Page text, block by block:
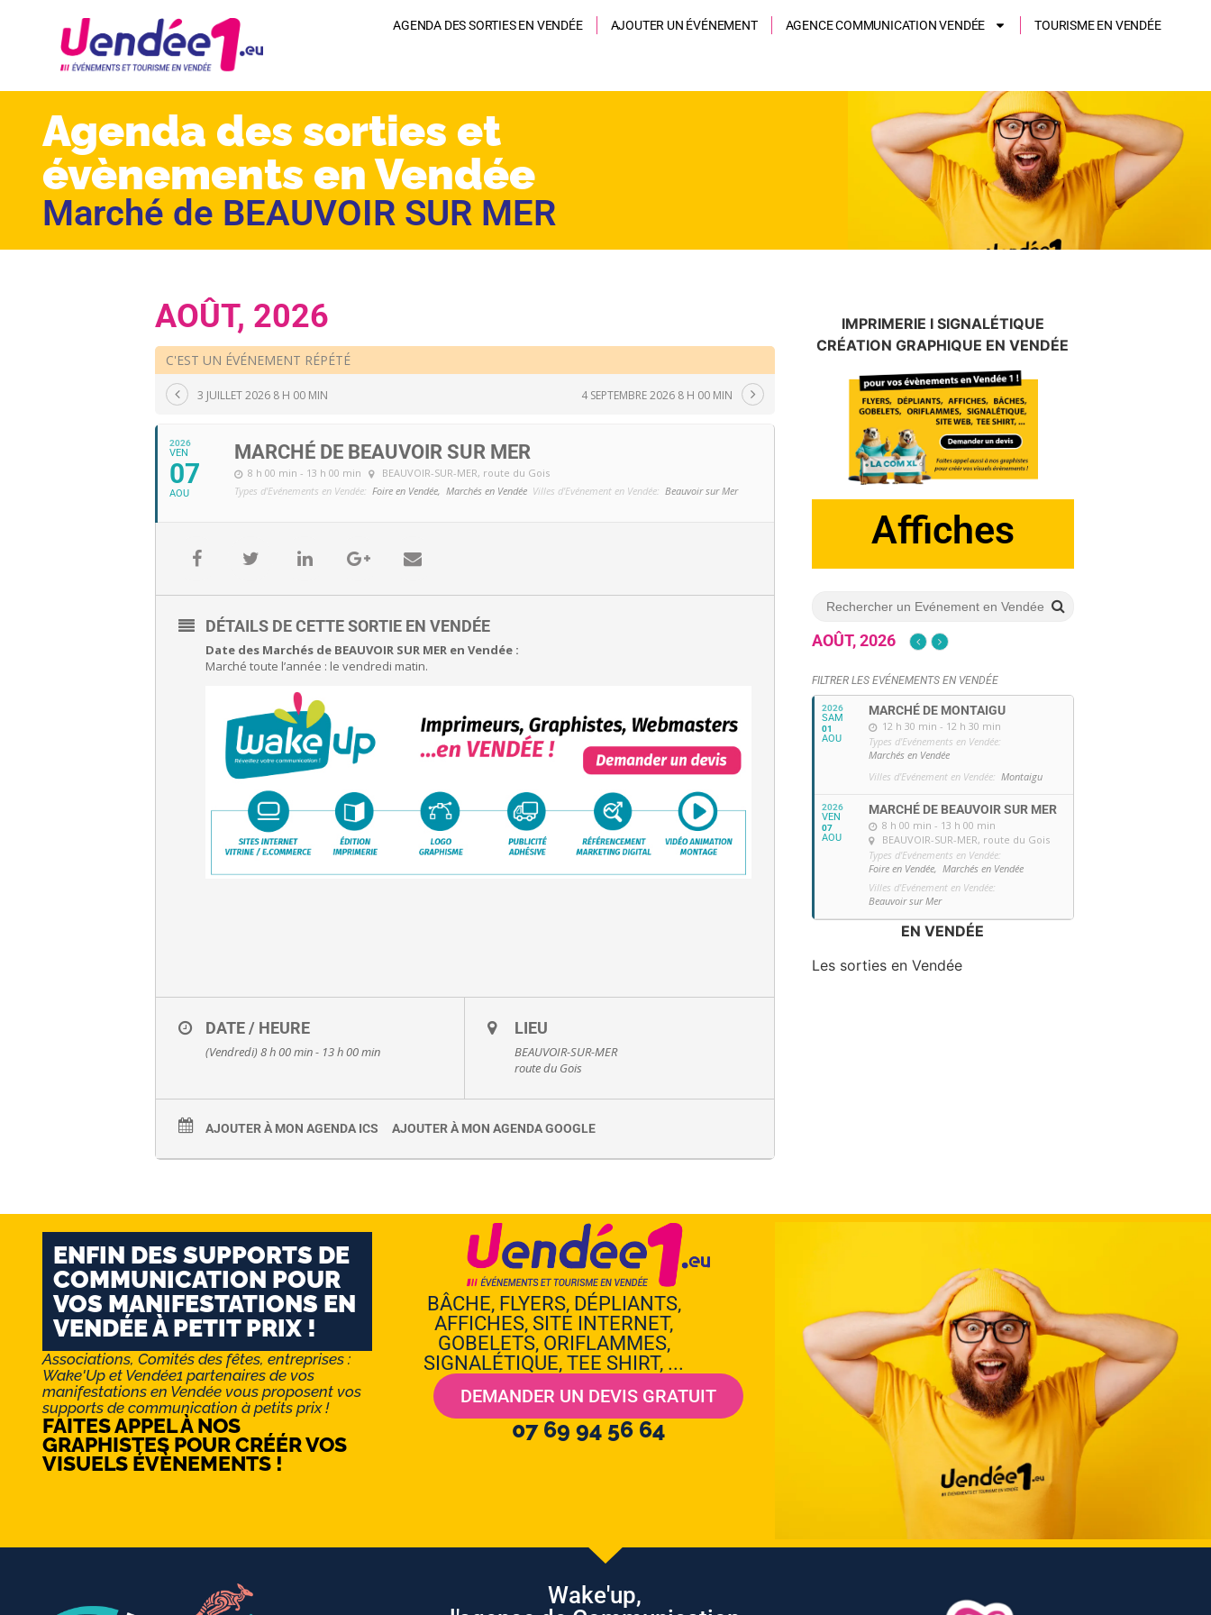
AGENDA DES SORTIES EN VENDÉE AJOUTER UN ÉVÉNEMENT AGENCE COMMUNICATION VENDÉE TOURISME EN VENDÉE
Agenda des sorties et
évènements en Vendée
Marché de BEAUVOIR SUR MER
AOÛT, 2026
C'EST UN ÉVÉNEMENT RÉPÉTÉ
3 JUILLET 2026 8 H 00 MIN 4 SEPTEMBRE 2026 8 H 00 MIN
2026
VEN
07
AOU
MARCHÉ DE BEAUVOIR SUR MER
8 h 00 min - 13 h 00 min BEAUVOIR-SUR-MER, route du Gois
Types d'Evénements en Vendée: Foire en Vendée, Marchés en Vendée Villes d'Evénement en Vendée: Beauvoir sur Mer
DÉTAILS DE CETTE SORTIE EN VENDÉE
Date des Marchés de BEAUVOIR SUR MER en Vendée :
Marché toute l’année : le vendredi matin.
DATE / HEURE
(Vendredi) 8 h 00 min - 13 h 00 min
LIEU
BEAUVOIR-SUR-MER
route du Gois
AJOUTER À MON AGENDA ICS AJOUTER À MON AGENDA GOOGLE
IMPRIMERIE I SIGNALÉTIQUE
CRÉATION GRAPHIQUE EN VENDÉE
Dépliants
AOÛT, 2026
FILTRER LES EVÉNEMENTS EN VENDÉE
2026
SAM
01
AOU
MARCHÉ DE MONTAIGU
12 h 30 min - 12 h 30 min
Types d'Evénements en Vendée:
Marchés en Vendée
Villes d'Evénement en Vendée: Montaigu
2026
VEN
07
AOU
MARCHÉ DE BEAUVOIR SUR MER
8 h 00 min - 13 h 00 min
BEAUVOIR-SUR-MER, route du Gois
Types d'Evénements en Vendée:
Foire en Vendée, Marchés en Vendée
Villes d'Evénement en Vendée:
Beauvoir sur Mer
EN VENDÉE
Les sorties en Vendée
ENFIN DES SUPPORTS DE
COMMUNICATION POUR
VOS MANIFESTATIONS EN
VENDÉE À PETIT PRIX !
Associations, Comités des fêtes, entreprises :
Wake'Up et Vendée1 partenaires de vos
manifestations en Vendée vous proposent vos
supports de communication à petits prix !
FAITES APPEL À NOS
GRAPHISTES POUR CRÉÉR VOS
VISUELS ÉVÈNEMENTS !
BÂCHE, FLYERS, DÉPLIANTS,
AFFICHES, SITE INTERNET,
GOBELETS, ORIFLAMMES,
SIGNALÉTIQUE, TEE SHIRT, ...
DEMANDER UN DEVIS GRATUIT
07 69 94 56 64
Wake'up,